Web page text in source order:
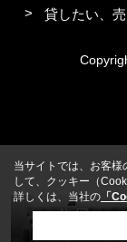
貸したい、
住居
当サイトでは、お客様
して、クッキー（
詳しくは、当社の 「